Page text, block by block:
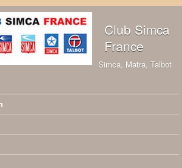
au contenu principal
Club Simca
France
Simca, Matra, Talbot